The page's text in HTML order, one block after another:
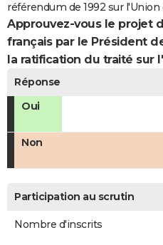
référendum de 1992 sur
Approuvez-vous le projet
français par le Président
la ratification du traité sur
Réponse
Oui
Non
Participation au scrutin
Nombre d'inscrits